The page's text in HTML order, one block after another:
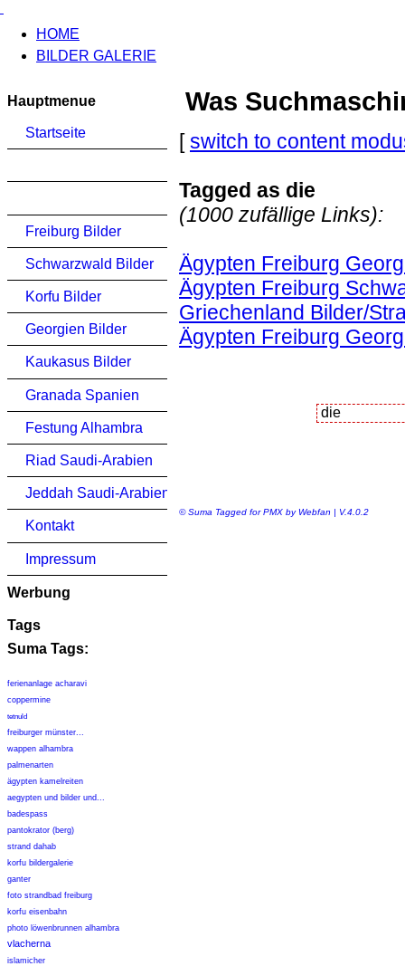
HOME
BILDER GALERIE
Hauptmenue
Startseite
Freiburg Bilder
Schwarzwald Bilder
Korfu Bilder
Georgien Bilder
Kaukasus Bilder
Granada Spanien
Festung Alhambra
Riad Saudi-Arabien
Jeddah Saudi-Arabien
Kontakt
Impressum
Werbung
Tags
Suma Tags:
ferienanlage acharavi
coppermine
tetnuld
freiburger münster...
wappen alhambra
palmenarten
ägypten kamelreiten
aegypten und bilder und...
badespass
pantokrator (berg)
strand dahab
korfu bildergalerie
ganter
foto strandbad freiburg
korfu eisenbahn
photo löwenbrunnen alhambra
vlacherna
islamicher
Was
[switch to content
Tagged as die
(1000 zufällige Links):
Ägypten Freiburg
Ägypten Freiburg
Griechenland Bilder/
Ägypten Freiburg
© Suma Tagged for PMX by Webfan | V.4.0.2